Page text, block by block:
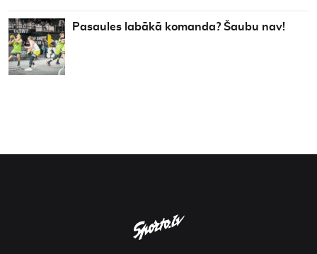
Pasaules labākā komanda? Šaubu nav!